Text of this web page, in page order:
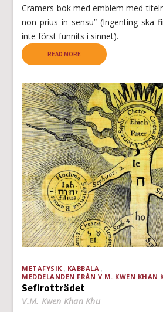
Cramers bok med emblem med
non prius in sensu” (Ingenting ska
inte först funnits i sinnet).
READ MORE
METAFYSIK
KABBALA
MEDDELANDEN FRÅN V.M. KWEN KHAN
Sefirotträdet
V.M. Kwen Khan Khu